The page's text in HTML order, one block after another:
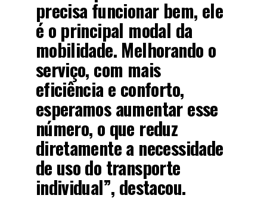
precisa funcionar bem, ele
é o principal modal da
mobilidade. Melhorando o
serviço, com mais
eficiência e conforto,
esperamos aumentar esse
número, o que reduz
diretamente a necessidade
de uso do transporte
individual”, destacou.